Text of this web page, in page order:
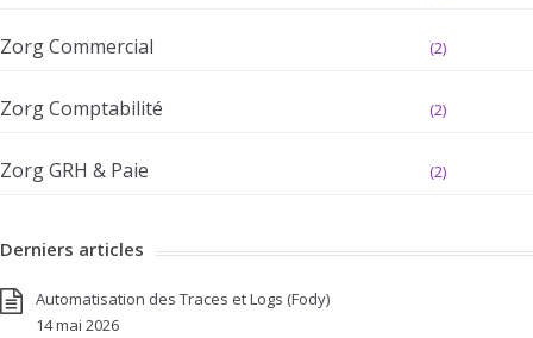
Zorg Commercial (2)
Zorg Comptabilité (2)
Zorg GRH & Paie (2)
Derniers articles
Automatisation des Traces et Logs (Fody)
14 mai 2026